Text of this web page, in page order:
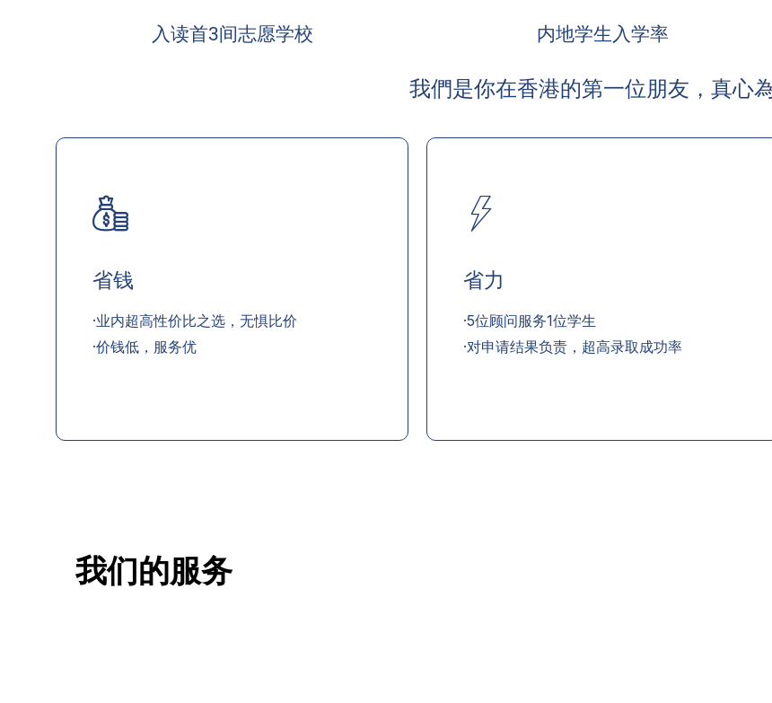
入读首3间志愿学校 内地学生入学率
我們是你在香港的第一位朋友，真心
省钱
·业内超高性价比之选，无惧比价
·价钱低，服务优
省力
·5位顾问服务1位学生
·对申请结果负责，超高录取成功率
我们的服务